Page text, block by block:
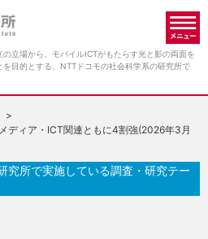
立場から、モバイルICTがもたらす光と影の両面を
目的とする、NTTドコモの社会科学系の研究所で
ディア・ICT関連ともに4割強(2026年3月
究所で実施している調査・研究テー